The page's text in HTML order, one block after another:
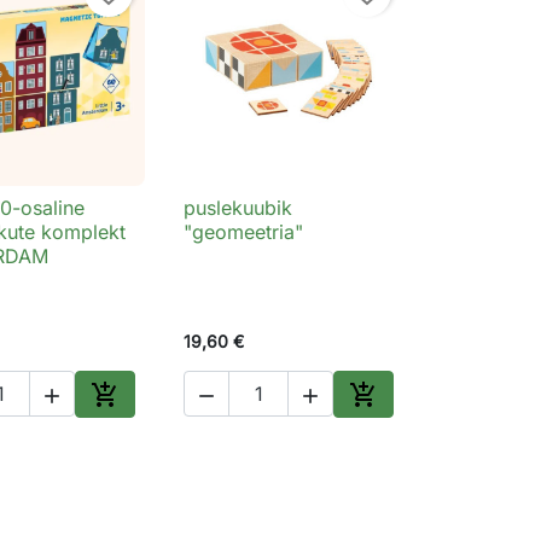
Kiirvaade
osaline
komplekt
 
Lisa ostukorvi
 Kiirvaade
puslekuubik
"geomeetria"
19,60 €
  
Lisa ostukorvi